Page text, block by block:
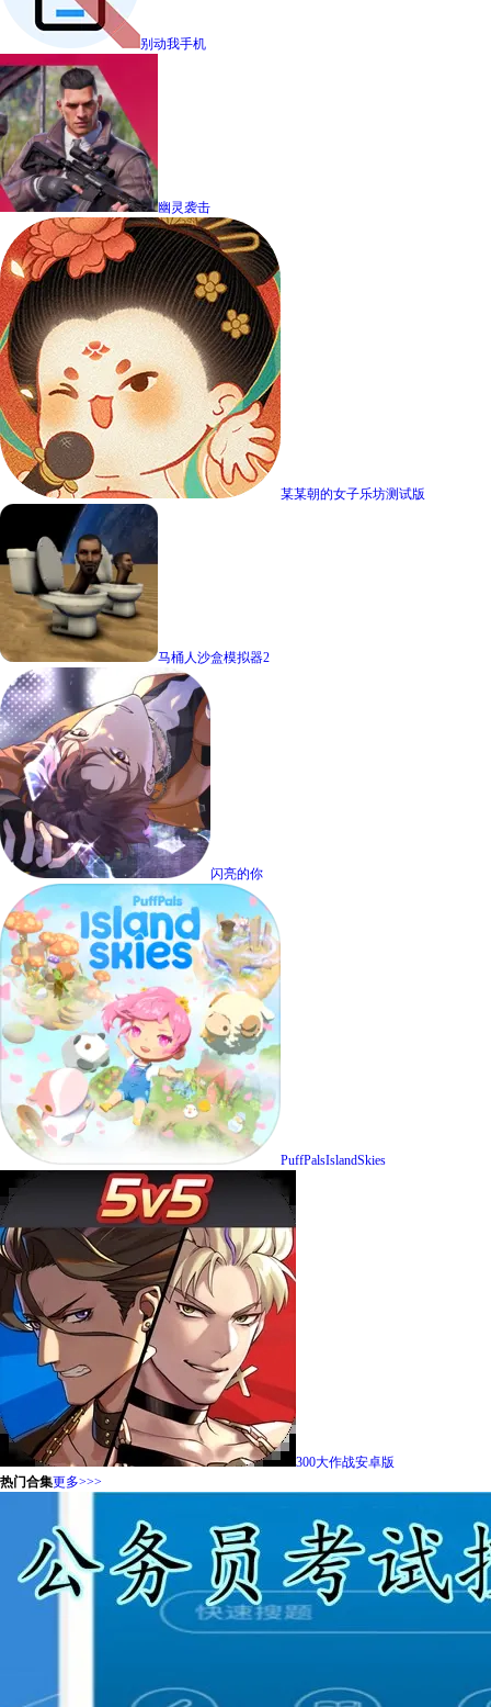
别动我手机
幽灵袭击
某某朝的女子乐坊测试版
马桶人沙盒模拟器2
闪亮的你
PuffPalsIslandSkies
300大作战安卓版
热门合集更多>>>